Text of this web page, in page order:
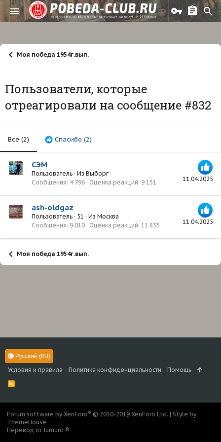
Моя победа 1954г.вып.
Пользователи, которые
отреагировали на сообщение #832
Все (2) Спасибо (2)
11.04.2025
СЭМ
Пользователь · Из Выборг
Сообщения 4 796 Оценка реакций 9 151
11.04.2025
ash-oldgaz
Пользователь · 51 · Из Москва
Сообщения 9 010 Оценка реакций 11 835
Моя победа 1954г.вып.
Русский (RU)
Условия и правила
Политика конфиденциальности Помощь
R
S
Forum software by XenForo® © 2010-2019 XenForo Ltd. | Style by
ThemeHouse
Перевод от Jumuro ®